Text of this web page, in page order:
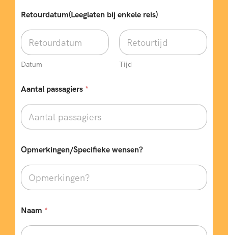
T
p
b
i
Retourdatum(Leeglaten bij enkele reis)
Datum Tijd
Aantal passagiers *
Opmerkingen/Specifieke wensen?
Naam *